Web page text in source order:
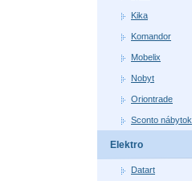
Kika
Komandor
Mobelix
Nobyt
Oriontrade
Sconto nábytok
Elektro
Datart